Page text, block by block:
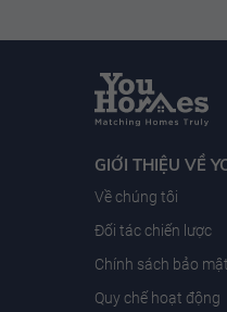
GIỚI THIỆU VỀ
Về chúng tôi
Đối tác chiến lược
Chính sách bảo mật
Quy chế hoạt động